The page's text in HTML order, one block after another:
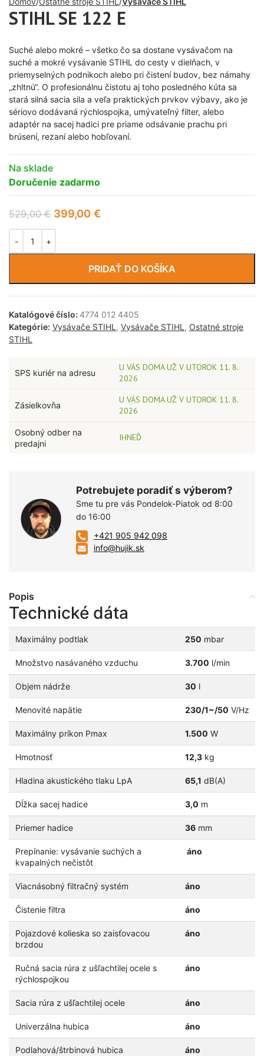
STIHL SE 122 E
Suché alebo mokré – všetko čo sa dostane vysávačom na
suché a mokré vysávanie STIHL do cesty v dielňach, v
priemyselných podnikoch alebo pri čistení budov, bez námahy
„zhltnú“. O profesionálnu čistotu aj toho posledného kúta sa
stará silná sacia sila a veľa praktických prvkov výbavy, ako je
sériovo dodávaná rýchlospojka, umývateľný filter, alebo
adaptér na sacej hadici pre priame odsávanie prachu pri
brúsení, rezaní alebo hobľovaní.
Na sklade
Doručenie zadarmo
529,00€ 399,00 €
PRIDAŤ DO KOŠÍKA
Katalógové číslo: 4774 012 4405
Kategórie: Vysávače STIHL , Vysávače STIHL , Ostatné stroje
STIHL
SPS kuriér na adresu
U VÁS DOMA UŽ V UTOROK 11. 8.
2026
Zásielkovňa
U VÁS DOMA UŽ V UTOROK 11. 8.
2026
Osobný odber na
predajni
IHNEĎ
Potrebujete poradiť s výberom?
Sme tu pre vás Pondelok-Piatok od 8:00
do 16:00
+421 905 942 098
info@hujik.sk
Popis
Technické dáta
Maximálny podtlak 250 mbar
Množstvo nasávaného vzduchu 3.700 l/min
Objem nádrže 30 l
Menovité napätie 230/1~/50 V/Hz
Maximálny príkon Pmax 1.500 W
Hmotnosť 12,3kg
Hladina akustického tlaku LpA 65,1 dB(A)
Dĺžka sacej hadice 3,0 m
Priemer hadice 36mm
Prepínanie: vysávanie suchých a
kvapalných nečistôt
áno
Viacnásobný filtračný systém áno
Čistenie filtra áno
Pojazdové kolieska so zaisťovacou
brzdou
áno
Ručná sacia rúra z ušľachtilej ocele s
rýchlospojkou
áno
Sacia rúra z ušľachtilej ocele áno
Univerzálna hubica áno
Podlahová/štrbinová hubica áno